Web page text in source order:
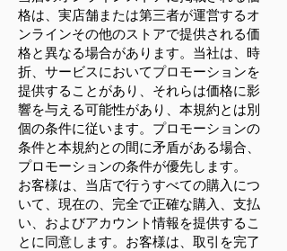
格は、実店舗または第三者が運営するオ
ンラインその他のストアで提供される価
格と異なる場合があります。当社は、時
折、サービスにおいてプロモーションを
提供することがあり、それらは価格に影
響を与える可能性があり、本規約とは別
個の条件に従います。プロモーションの
条件と本規約との間に矛盾がある場合、
プロモーションの条件が優先します。
お客様は、当店で行うすべての購入につ
いて、現在の、完全で正確な購入、支払
い、およびアカウント情報を提供するこ
とに同意します。お客様は、取引を完了